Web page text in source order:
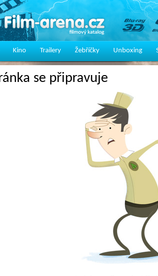
Kino Trailery Žebříčky Unboxing
se připravuje